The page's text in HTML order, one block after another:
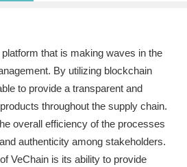
that is making waves in the
By utilizing blockchain
to provide a transparent and
throughout the supply chain.
overall efficiency of the processes
authenticity among stakeholders.
VeChain is its ability to provide